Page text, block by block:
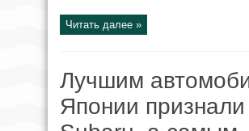
Читать далее »
Лучшим
Японии признали